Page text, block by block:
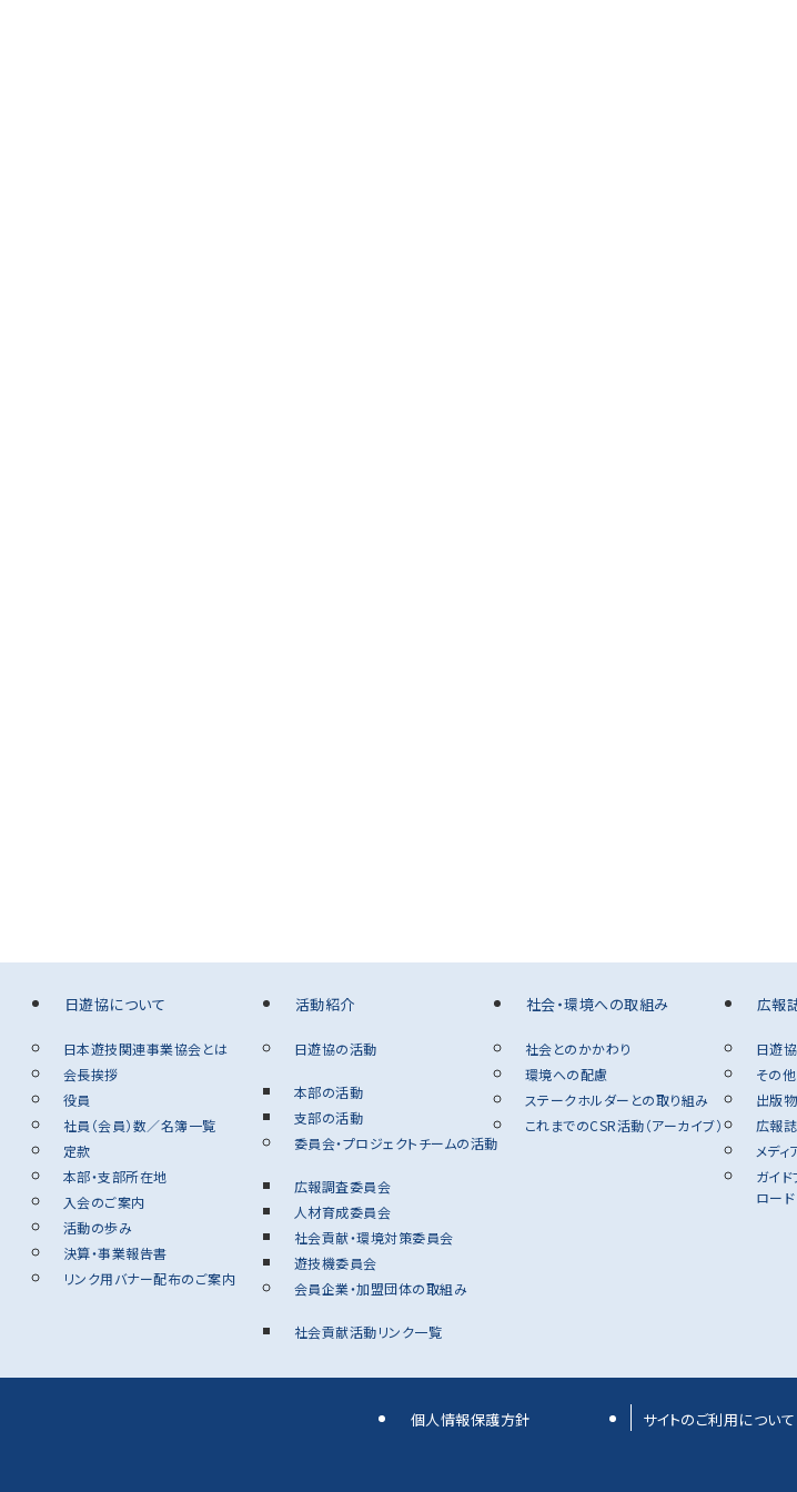
日遊協について
日本遊技関連事業協会とは
会長挨拶
役員
社員（会員）数／名簿一覧
定款
本部・支部所在地
入会のご案内
活動の歩み
決算・事業報告書
リンク用バナー配布のご案内
活動紹介
日遊協の活動
本部の活動
支部の活動
委員会・プロジェクトチームの活動
広報調査委員会
人材育成委員会
社会貢献・環境対策委員会
遊技機委員会
会員企業・加盟団体の取組み
社会貢献活動リンク一覧
社会・環境への取組み
社会とのかかわり
環境への配慮
ステークホルダーとの取り組み
これまでのCSR活動（アーカイブ）
広報
日遊
その
出版
広報
メディ
ガイ
ロード
個人情報保護方針 サイトのご利用について